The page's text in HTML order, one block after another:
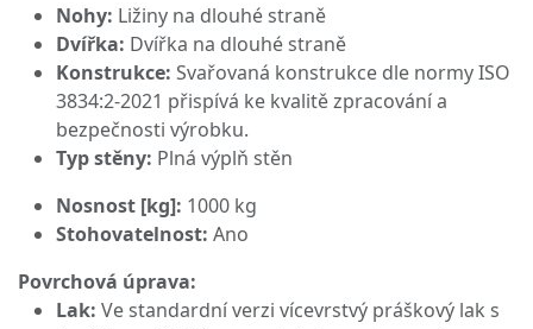
Nohy: Ližiny na dlouhé straně
Dvířka: Dvířka na dlouhé straně
Konstrukce: Svařovaná konstrukce dle normy ISO
3834:2-2021 přispívá ke kvalitě zpracování a
bezpečnosti výrobku.
Typ stěny: Plná výplň stěn
Nosnost [kg]: 1000 kg
Stohovatelnost: Ano
Povrchová úprava:
Lak: Ve standardní verzi vícevrstvý práškový lak s